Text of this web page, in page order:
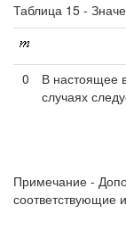
Таблица 15 -
0
В настоящее
случаях
Примечание -
соответствующие